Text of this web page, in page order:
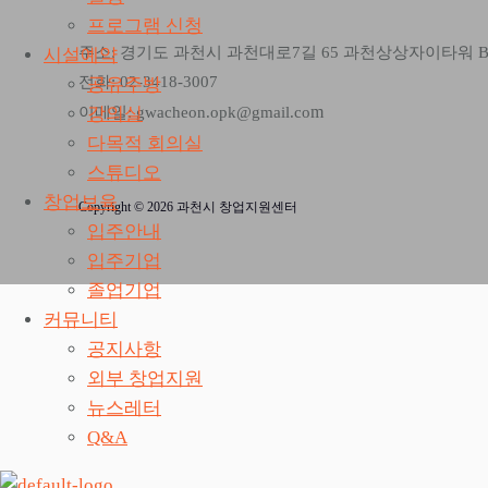
프로그램 신청
시설예약
공유주방
강의실
다목적 회의실
스튜디오
창업보육
입주안내
입주기업
졸업기업
커뮤니티
공지사항
외부 창업지원
뉴스레터
Q&A
주소: 경기도 과천시 과천대로7길 65 과천상상자이타워
전화: 02-3418-3007
이메일: gwacheon.opk@gmail.com
Copyright © 2026 과천시 창업지원센터